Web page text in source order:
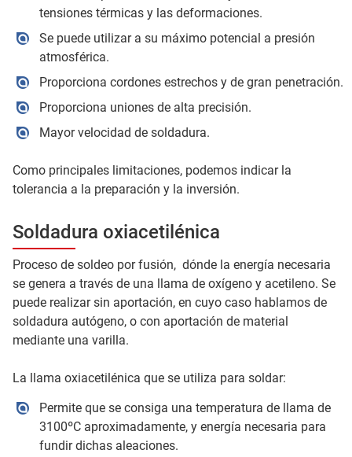
tensiones térmicas y las deformaciones.
Se puede utilizar a su máximo potencial a presión
atmosférica.
Proporciona cordones estrechos y de gran penetración.
Proporciona uniones de alta precisión.
Mayor velocidad de soldadura.
Como principales limitaciones, podemos indicar la
tolerancia a la preparación y la inversión.
Soldadura oxiacetilénica
Proceso de soldeo por fusión, dónde la energía necesaria
se genera a través de una llama de oxígeno y acetileno. Se
puede realizar sin aportación, en cuyo caso hablamos de
soldadura autógeno, o con aportación de material
mediante una varilla.
La llama oxiacetilénica que se utiliza para soldar:
Permite que se consiga una temperatura de llama de
3100ºC aproximadamente, y energía necesaria para
fundir dichas aleaciones.